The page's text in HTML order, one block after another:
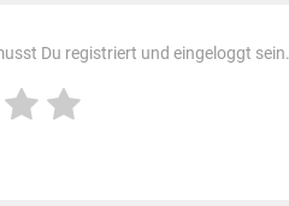
Du registriert und eingeloggt sein.